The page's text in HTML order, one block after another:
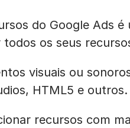
do Google Ads
todos os seus
visuais ou
HTML5 e
recursos com